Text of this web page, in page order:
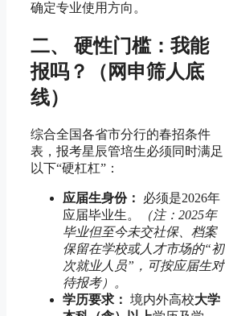
确定专业使用方向。
二、 硬性门槛：我能
报吗？（网申筛人底
线）
综合全国各省市分行的春招条件
表，报考星辰管培生必须同时满足
以下“硬杠杠”：
应届生身份：
必须是2026年
应届毕业生。
（注：2025年
毕业但至今未交社保、档案
保留在学校或人才市场的“初
次就业人员”，可按应届生对
待报考）。
学历要求： 境内外高校大学